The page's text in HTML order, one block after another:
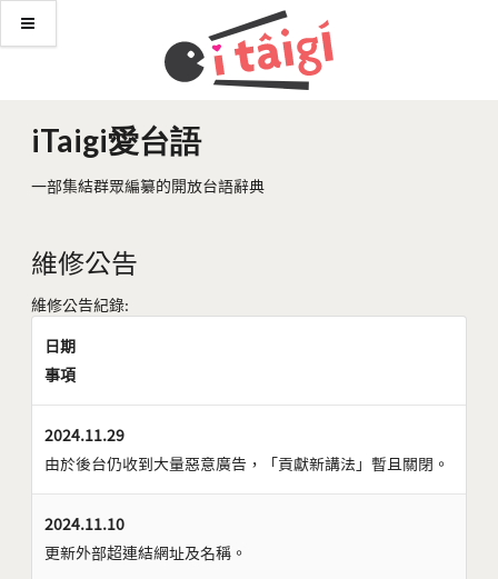
iTaigi愛台語
一部集結群眾編纂的開放台語辭典
維修公告
維修公告紀錄:
日期
事項
2024.11.29
由於後台仍收到大量惡意廣告，「貢獻新講法」暫且關閉。
2024.11.10
更新外部超連結網址及名稱。